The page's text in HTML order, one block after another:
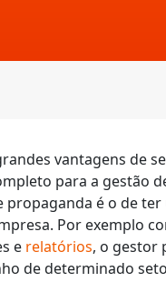
vantagens de
para a gestão
propaganda é o de ter
Por exemplo
e relatórios, o gestor
de determinado